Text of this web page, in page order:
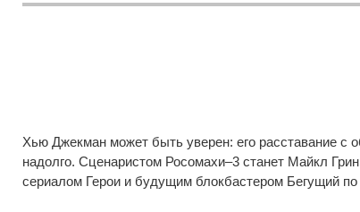
Хью Джекман может быть уверен: его расставание с
надолго. Сценаристом Росомахи–3 станет Майкл
сериалом Герои и будущим блокбастером Бегущий